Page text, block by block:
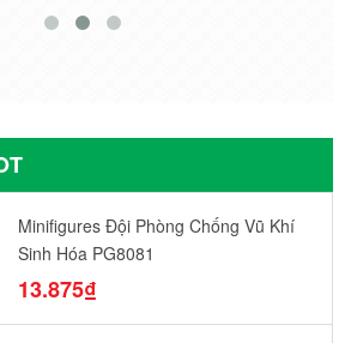
Minifigures Đội Phòng Chống Vũ Khí
Sinh Hóa PG8081
13.875₫